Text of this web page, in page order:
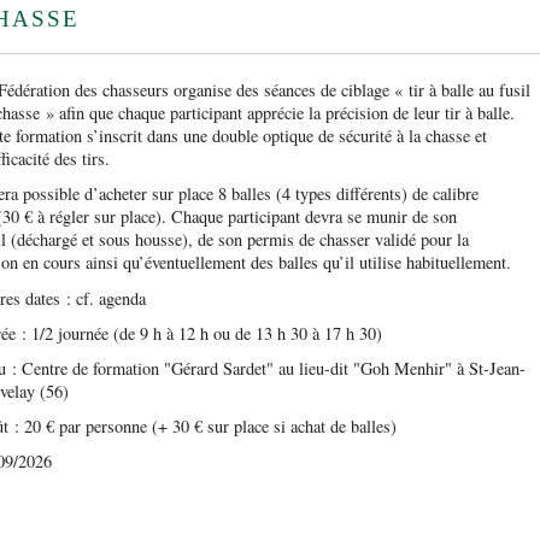
Lire la suite
Fédération
Les battues
Sacs de
Panneaux
signalisation
Demande d’autorisation
de chasser le sanglier du 1
avril au 31 mai 2025
LE RENARD
humains de
France
(ESOD)
Le piégeage
Attestation de meute
Régulation du lapin de
garenne
Demande d’autorisation
de destruction d’animaux
susceptibles
d’occasionner des dégâts
Demande d’autorisation
Le déterrage
Les dégâts causés aux
cultures
Les dégâts non soumis à
Les imprimés
sociétés de
SIREN/SIRET
création,
mise à jour
association
Pour devenir un piégeur
efficace, il faut...
Formation au piégeage du
sanglier
Lire la suite
Lire la suite
L’examen....
Inscription à l’examen du
permis de chasser
Les formations préalables
à l’examen
Memento poste de battue
Lire la suite
ball
vue de la
biens et des
La règlementation sur les
armes est...
CAMERAS SUR LES
INTERDICTION
RAPPEL : LES
CONDITIONS DE
STOCKAGE ET DE
TRANSPORT DES
ARMES DE CHASSE
EST
des chasseurs organise des séances de ciblage « tir à balle au fusil
» afin que chaque participant apprécie la précision de leur tir à balle.
formation s’inscrit dans une double optique de sécurité à la chasse et
des tirs.
possible d’acheter sur place 8 balles (4 types différents) de calibre
€ à régler sur place). Chaque participant devra se munir de son
(déchargé et sous housse), de son permis de chasser validé pour la
en cours ainsi qu’éventuellement des balles qu’il utilise habituellement.
dates : cf. agenda
: 1/2 journée (de 9 h à 12 h ou de 13 h 30 à 17 h 30)
: Centre de formation "Gérard Sardet" au lieu-dit "Goh Menhir" à St-Jean-
(56)
: 20 € par personne (+ 30 € sur place si achat de balles)
2026